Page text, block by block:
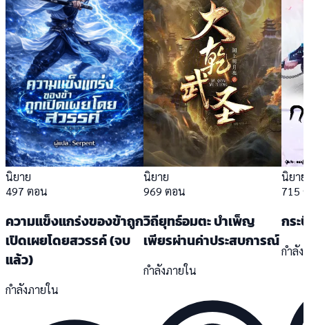
นิยาย
497 ตอน
ความแข็งแกร่งของข้าถูก
เปิดเผยโดยสวรรค์ (จบ
แล้ว)
กำลังภายใน
นิยาย
969 ตอน
วิถียุทธ์อมตะ บำเพ็ญ
เพียรผ่านค่าประสบการณ์
กำลังภายใน
นิยาย
715
กระ
กำลัง